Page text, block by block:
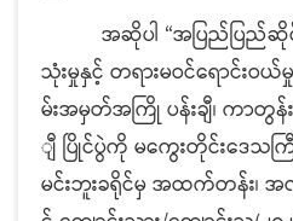
အဆိုပါ “အပြည်ပြည်ဆိုင်
သုံးမှုနှင့် တရားမဝင်ရောင်းဝ
မ်းအမှတ်အကြို ပန်းချီ၊ ကာတွန်
ျီ ပြိုင်ပွဲကို မကွေးတိုင်းဒေသက
မင်းဘူးခရိုင်မှ အထက်တန်း၊